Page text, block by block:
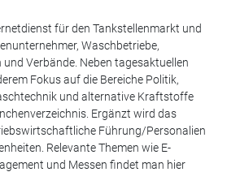
für den Tankstellenmarkt und
Waschbetriebe,
Verbände. Neben tagesaktuellen
Fokus auf die Bereiche Politik,
und alternative Kraftstoffe
Ergänzt wird das
Führung/Personalien
Relevante Themen wie E-
und Messen findet man hier